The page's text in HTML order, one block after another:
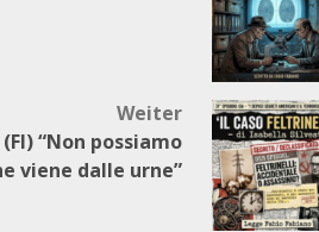
Weiter
“Non possiamo
viene dalle urne”